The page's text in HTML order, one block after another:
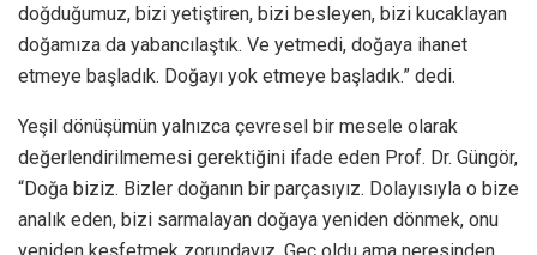
doğduğumuz, bizi yetiştiren, bizi besleyen, bizi kucaklayan
doğamıza da yabancılaştık. Ve yetmedi, doğaya ihanet
etmeye başladık. Doğayı yok etmeye başladık.” dedi.
Yeşil dönüşümün yalnızca çevresel bir mesele olarak
değerlendirilmemesi gerektiğini ifade eden Prof. Dr. Güngör,
“Doğa biziz. Bizler doğanın bir parçasıyız. Dolayısıyla o bize
analık eden, bizi sarmalayan doğaya yeniden dönmek, onu